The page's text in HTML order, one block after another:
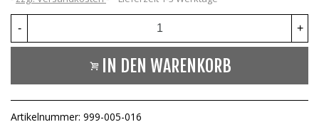
- +
IN DEN WARENKORB
Artikelnummer: 999-005-016